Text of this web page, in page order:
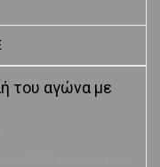
του αγώνα με